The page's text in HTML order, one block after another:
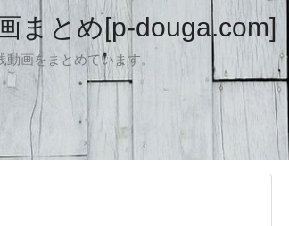
まとめ[p-douga.com]
画をまとめています。